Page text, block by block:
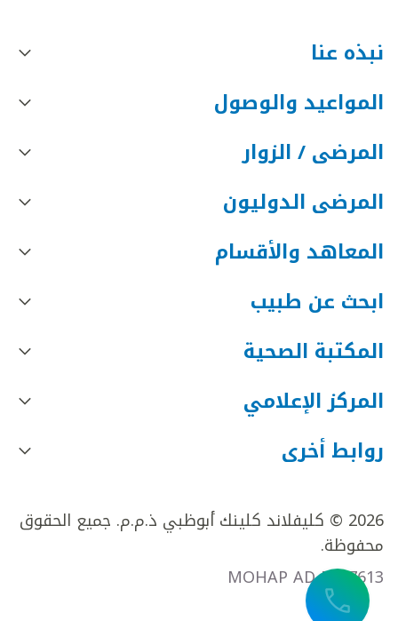
نبذه عنا
المواعيد والوصول
المرضى / الزوار
المرضى الدوليون
المعاهد والأقسام
ابحث عن طبيب
المكتبة الصحية
المركز الإعلامي
روابط أخرى
2026 © كليفلاند كلينك أبوظبي ذ.م.م. جميع الحقوق
محفوظة.
MOHAP AD FR27613